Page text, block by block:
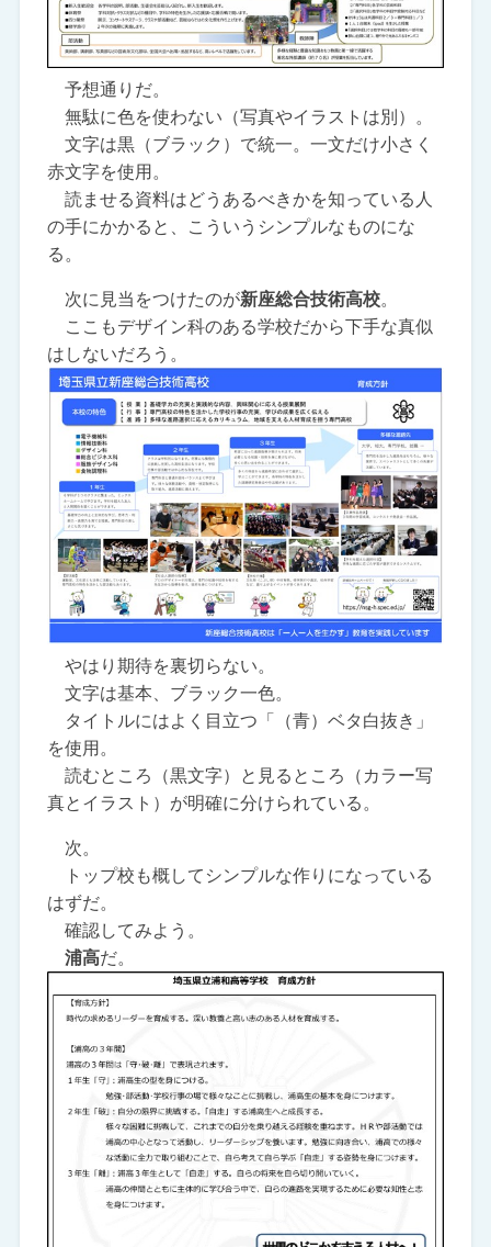
予想通りだ。
無駄に色を使わない（写真やイラストは別）。
文字は黒（ブラック）で統一。一文だけ小さく
赤文字を使用。
読ませる資料はどうあるべきかを知っている人
の手にかかると、こういうシンプルなものにな
る。
次に見当をつけたのが新座総合技術高校。
ここもデザイン科のある学校だから下手な真似
はしないだろう。
やはり期待を裏切らない。
文字は基本、ブラック一色。
タイトルにはよく目立つ「（青）ベタ白抜き」
を使用。
読むところ（黒文字）と見るところ（カラー写
真とイラスト）が明確に分けられている。
次。
トップ校も概してシンプルな作りになっている
はずだ。
確認してみよう。
浦高だ。